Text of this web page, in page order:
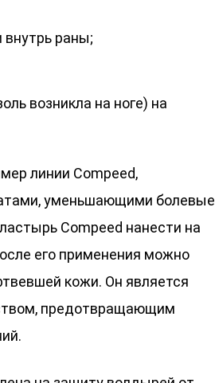
раны;
возникла на ноге) на
линии Compeed,
уменьшающими болевые
Compeed нанести на
его применения можно
кожи. Он является
предотвращающим